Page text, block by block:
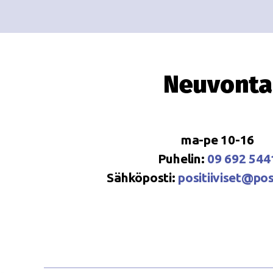
Neuvonta
ma-pe 10-16
Puhelin: 09 692
Sähköposti: